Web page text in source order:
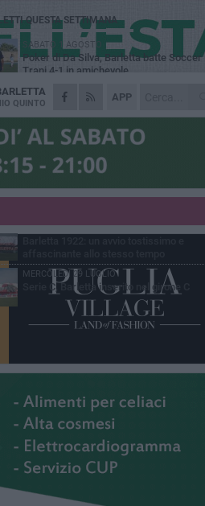
APP
QUINTO
QUESTA SETTIMANA
SABATO 1 AGOSTO
Poker di Da Silva, Barletta batte Soccer
Trani 4-1 in amichevole
VENERDÌ 31 LUGLIO
Serie C Sky Wifi: fissate date e orari delle
prime otto giornate di campionato.
VENERDÌ 31 LUGLIO
Baresi
Addio a mister Marchioro. L'uomo del
VENERDÌ 31 LUGLIO
MERCOLEDÌ 29 LUGLIO
Serie C, Barletta inserito nel girone C